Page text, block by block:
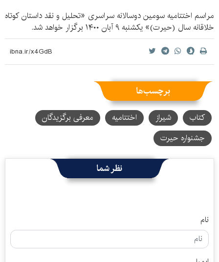
مراسم اختتامیه سومین دوسالانه سراسری «تحلیل و نقد داستان کوتاه
خلاقانه سال (حیرت)» یکشنبه ۹ آبان ۱۴۰۰ برگزار خواهد شد.
برچسب‌ها
کتاب شیراز اختتامیه
معرفی برگزیدگان
جشنواره حیرت
نظر شما
نام